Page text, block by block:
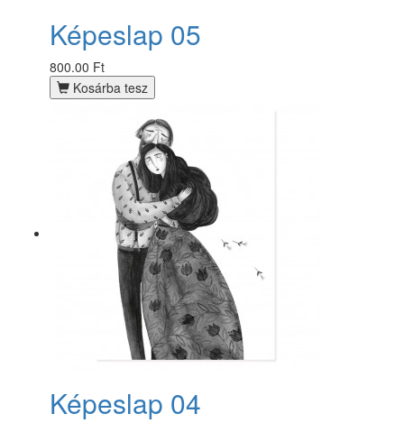
Képeslap 05
800.00 Ft
Kosárba tesz
Képeslap 04